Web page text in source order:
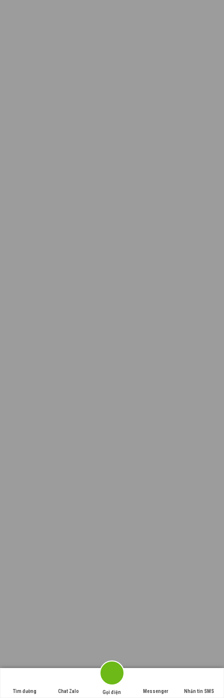
Tìm đường Chat Zalo Gọi điện Messenger Nhắn tin SMS